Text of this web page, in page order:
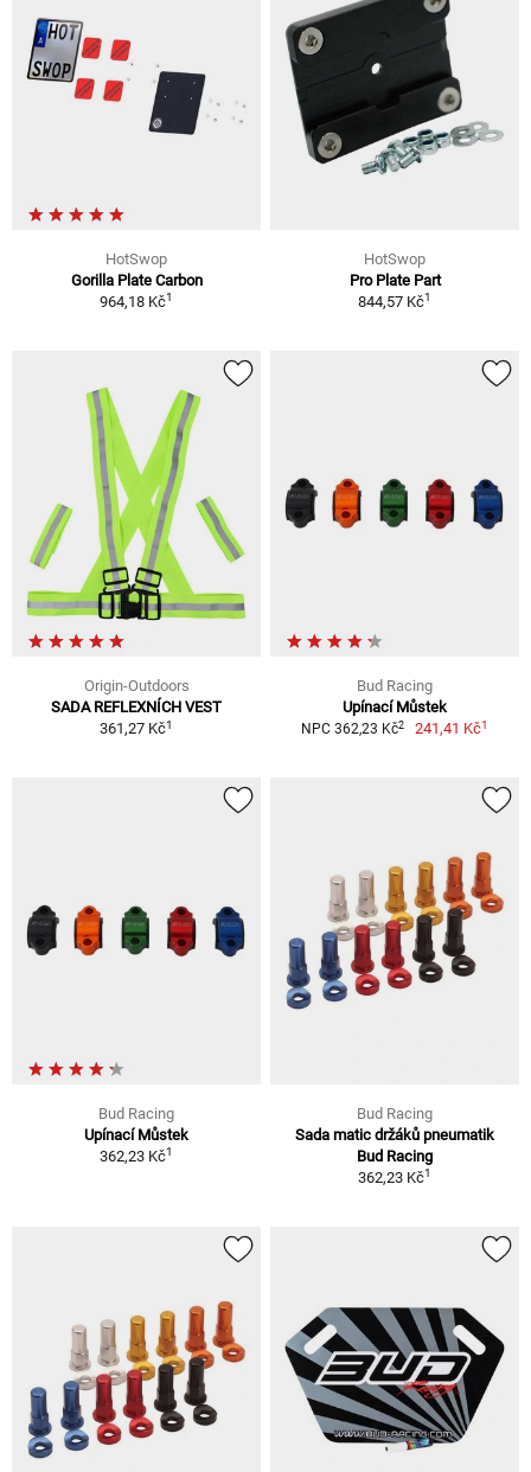
HotSwop
Gorilla Plate Carbon
964,18 Kč1
HotSwop
Pro Plate Part
844,57 Kč1
Origin-Outdoors
SADA REFLEXNÍCH VEST
361,27 Kč1
Bud Racing
Upínací Můstek
NPC 362,23 Kč2 241,41 Kč1
Bud Racing
Upínací Můstek
362,23 Kč1
Bud Racing
Sada matic držáků pneumatik
Bud Racing
362,23 Kč1